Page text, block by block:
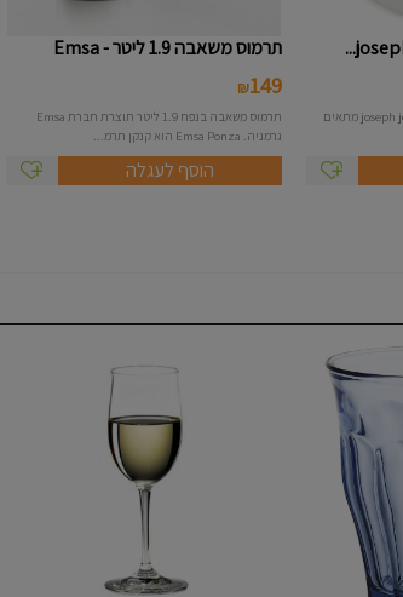
סיר אורז למיקרו תוצרת חברת joseph joseph מתאים
תרמוס משאבה 1.9 ליטר - Emsa
149
₪
תרמוס משאבה בנפח 1.9 ליטר תוצרת חברת Emsa
גרמניה. Emsa Ponza הוא קנקן תרמ...
הוסף לעגלה